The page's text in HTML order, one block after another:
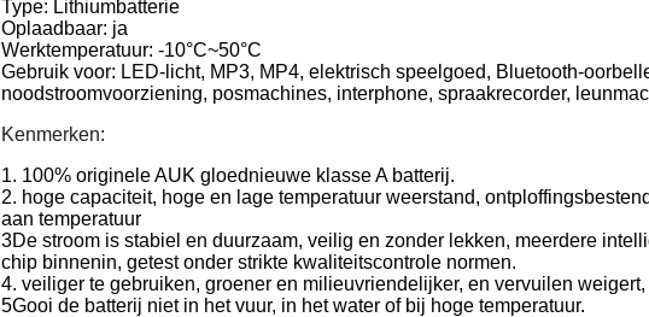
Type: Lithiumbatterie
Oplaadbaar: ja
Werktemperatuur: -10°C~50°C
Gebruik voor: LED-licht, MP3, MP4, elektrisch speelgoed, Bluetooth-
noodstroomvoorziening, posmachines, interphone, spraakrecorder,
Kenmerken:
1. 100% originele AUK gloednieuwe klasse A batterij.
2. hoge capaciteit, hoge en lage temperatuur weerstand,
aan temperatuur
3De stroom is stabiel en duurzaam, veilig en zonder lekken, meerdere
chip binnenin, getest onder strikte kwaliteitscontrole normen.
4. veiliger te gebruiken, groener en milieuvriendelijker, en vervuilen
5Gooi de batterij niet in het vuur, in het water of bij hoge temperatuur.